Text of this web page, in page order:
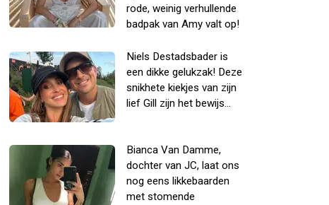
rode, weinig verhullende
badpak van Amy valt op!
Niels Destadsbader is
een dikke gelukzak! Deze
snikhete kiekjes van zijn
lief Gill zijn het bewijs...
Bianca Van Damme,
dochter van JC, laat ons
nog eens likkebaarden
met stomende